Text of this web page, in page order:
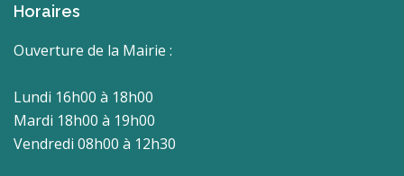
Horaires
Ouverture de la Mairie :
Lundi 16h00 à 18h00
Mardi 18h00 à 19h00
Vendredi 08h00 à 12h30